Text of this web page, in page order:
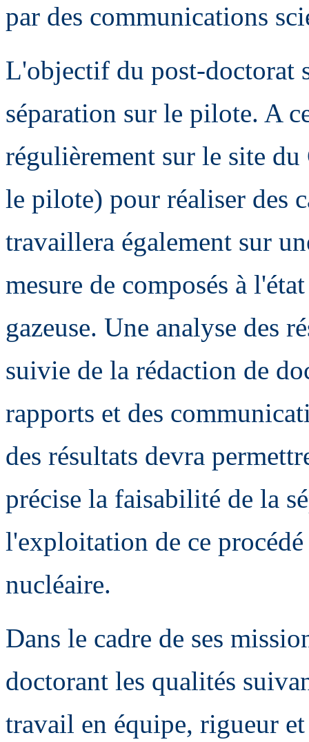
par des communications
L'objectif du post-doctorat
séparation sur le pilote. A
régulièrement sur le site
le pilote) pour réaliser des
travaillera également sur
mesure de composés à
gazeuse. Une analyse des
suivie de la rédaction de
rapports et des
des résultats devra
précise la faisabilité de la
l'exploitation de ce
nucléaire.
Dans le cadre de ses
doctorant les qualités
travail en équipe, rigueur